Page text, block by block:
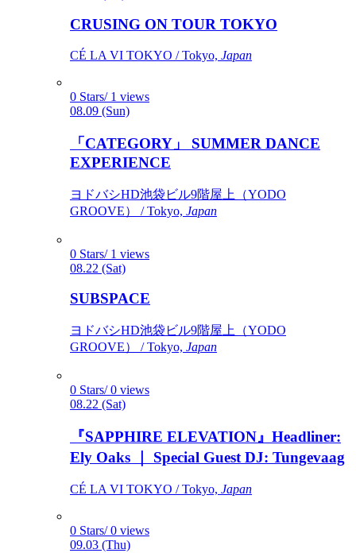
CRUSING ON TOUR TOKYO
CÉ LA VI TOKYO / Tokyo, Japan
0 Stars/ 1 views
08.09 (Sun)
「CATEGORY」 SUMMER DANCE
EXPERIENCE
ヨドバシHD池袋ビル9階屋上（YODO
GROOVE） / Tokyo, Japan
0 Stars/ 1 views
08.22 (Sat)
SUBSPACE
ヨドバシHD池袋ビル9階屋上（YODO
GROOVE） / Tokyo, Japan
0 Stars/ 0 views
08.22 (Sat)
『SAPPHIRE ELEVATION』Headliner:
Ely Oaks ｜ Special Guest DJ: Tungevaag
CÉ LA VI TOKYO / Tokyo, Japan
0 Stars/ 0 views
09.03 (Thu)